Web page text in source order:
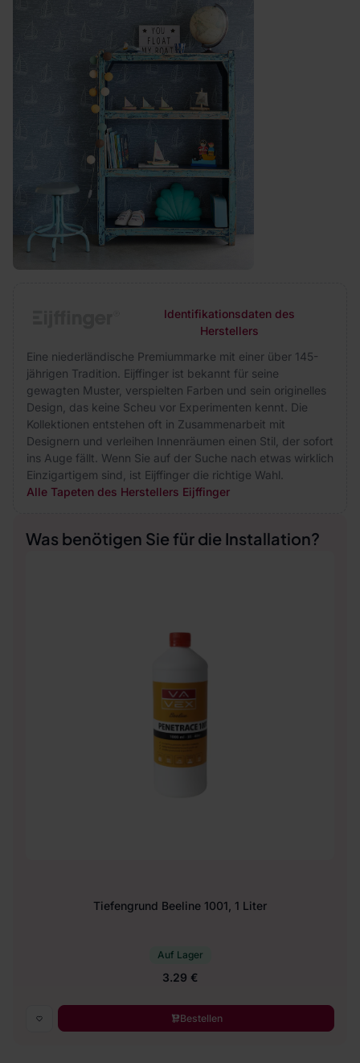
Identifikationsdaten des
Herstellers
Eine niederländische Premiummarke mit einer über 145-
jährigen Tradition. Eijffinger ist bekannt für seine
gewagten Muster, verspielten Farben und sein originelles
Design, das keine Scheu vor Experimenten kennt. Die
Kollektionen entstehen oft in Zusammenarbeit mit
Designern und verleihen Innenräumen einen Stil, der sofort
ins Auge fällt. Wenn Sie auf der Suche nach etwas wirklich
Einzigartigem sind, ist Eijffinger die richtige Wahl.
Alle Tapeten des Herstellers Eijffinger
Was benötigen Sie für die Installation?
Tiefengrund Beeline 1001, 1 Liter
Auf Lager
3.29 €
Bestellen